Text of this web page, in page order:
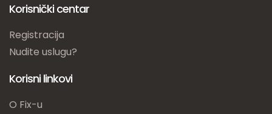
Korisnički centar
Registracija
Nudite uslugu?
Korisni linkovi
O Fix-u